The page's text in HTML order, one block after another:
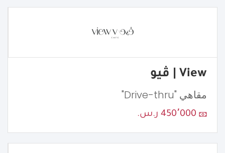
View | ڤيو
مقاهي "Drive-thru"
450٬000 ر.س.